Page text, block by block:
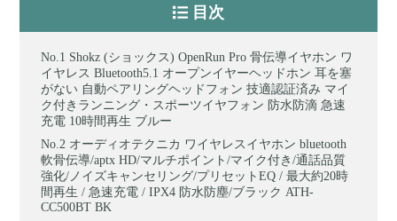
目次
Shokz (ショックス) OpenRun Pro 骨伝導イヤホン ワ
イヤレス Bluetooth5.1 オープンイヤーヘッドホン 耳を塞
がない 自動ペアリングヘッドフォン 技適認証済み マイ
ク付きランニング・スポーツイヤフォン 防水防滴 急速
充電 10時間再生 ブルー
オーディオテクニカ ワイヤレスイヤホン bluetooth
軟骨伝導/aptx HD/マルチポイント/マイク付き/通話品質
強化/ノイズキャンセリング/プリセットEQ / 最大約20時
間再生 / 急速充電 / IPX4 防水防塵/ブラック ATH-
CC500BT BK